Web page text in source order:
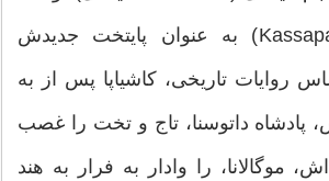
پادشاه کاشیاپا (Kassapa) به عنوان پایتخت جدیدش
روایات تاریخی، کاشیاپا پس از به
پادشاه داتوسنا، تاج و تخت را غصب
موگالانا، را وادار به فرار به هند